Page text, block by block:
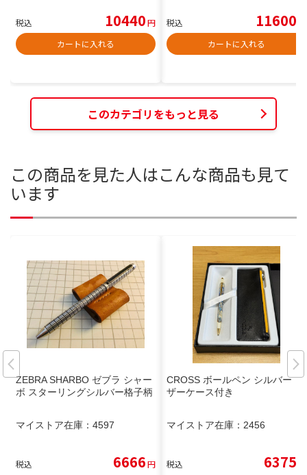
税込 10440円
カートに入れる
税込 11600
カートに入れる
このカテゴリをもっと見る
この商品を見た人はこんな商品も見て
います
ZEBRA SHARBO ゼブラ シャー
ボ スターリングシルバー格子柄
マイストア在庫： 4597
税込 6666円
CROSS ボールペン シルバー レ
ザーケース付き
マイストア在庫： 2456
税込 6375